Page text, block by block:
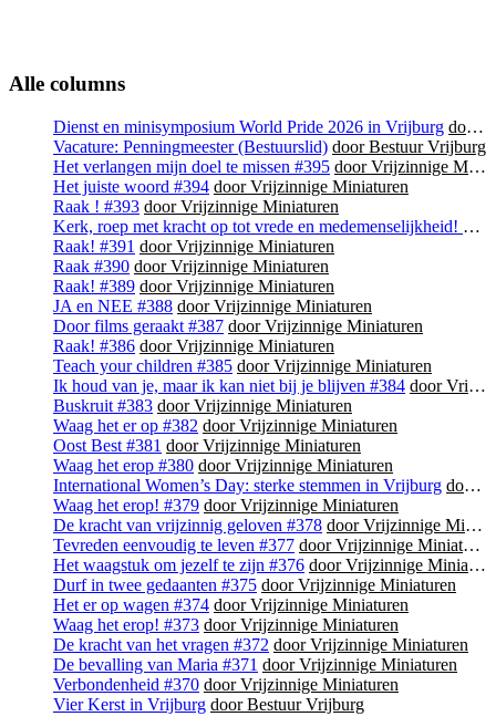
Alle columns
Dienst en minisymposium World Pride 2026 in Vrijburg door Bestuur Vrijburg
Vacature: Penningmeester (Bestuurslid) door Bestuur Vrijburg
Het verlangen mijn doel te missen #395 door Vrijzinnige Miniaturen
Het juiste woord #394 door Vrijzinnige Miniaturen
Raak ! #393 door Vrijzinnige Miniaturen
Kerk, roep met kracht op tot vrede en medemenselijkheid! #392
Raak! #391 door Vrijzinnige Miniaturen
Raak #390 door Vrijzinnige Miniaturen
Raak! #389 door Vrijzinnige Miniaturen
JA en NEE #388 door Vrijzinnige Miniaturen
Door films geraakt #387 door Vrijzinnige Miniaturen
Raak! #386 door Vrijzinnige Miniaturen
Teach your children #385 door Vrijzinnige Miniaturen
Ik houd van je, maar ik kan niet bij je blijven #384 door Vrijzinnige Miniaturen
Buskruit #383 door Vrijzinnige Miniaturen
Waag het er op #382 door Vrijzinnige Miniaturen
Oost Best #381 door Vrijzinnige Miniaturen
Waag het erop #380 door Vrijzinnige Miniaturen
International Women’s Day: sterke stemmen in Vrijburg door Bestuur Vrijburg
Waag het erop! #379 door Vrijzinnige Miniaturen
De kracht van vrijzinnig geloven #378 door Vrijzinnige Miniaturen
Tevreden eenvoudig te leven #377 door Vrijzinnige Miniaturen
Het waagstuk om jezelf te zijn #376 door Vrijzinnige Miniaturen
Durf in twee gedaanten #375 door Vrijzinnige Miniaturen
Het er op wagen #374 door Vrijzinnige Miniaturen
Waag het erop! #373 door Vrijzinnige Miniaturen
De kracht van het vragen #372 door Vrijzinnige Miniaturen
De bevalling van Maria #371 door Vrijzinnige Miniaturen
Verbondenheid #370 door Vrijzinnige Miniaturen
Vier Kerst in Vrijburg door Bestuur Vrijburg